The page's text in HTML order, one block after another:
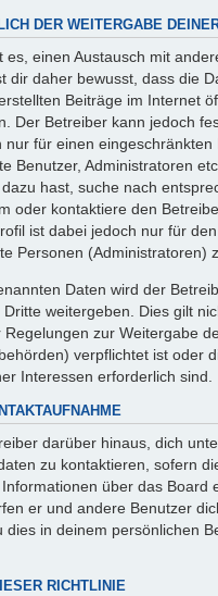
DER WEITERGABE
es, einen Austausch mit
dir daher bewusst, dass die
Beiträge im Internet
Der Betreiber kann jedoch
nur für einen eingeschränkten
Benutzer, Administratoren
hast, suche nach
oder kontaktiere den
ist dabei jedoch nur für
Personen (Administratoren)
Daten wird der
weitergeben. Dies gilt
zur Weitergabe
verpflichtet ist oder
Interessen erforderlich sind.
darüber hinaus, dich
zu kontaktieren, sofern
über das Board
er und andere Benutzer
dies in deinem persönlichen
RICHTLINIE